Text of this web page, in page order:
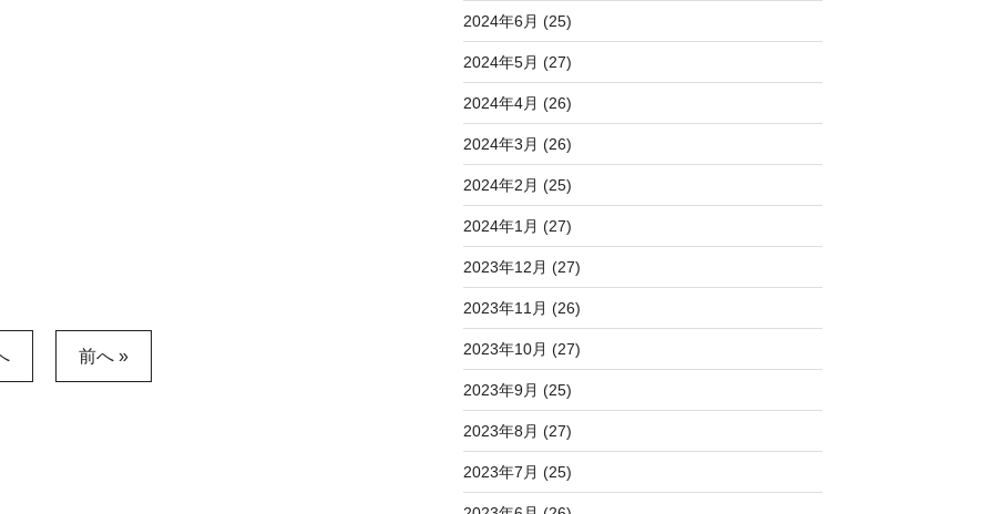
前へ »
2024年6月 (25)
2024年5月 (27)
2024年4月 (26)
2024年3月 (26)
2024年2月 (25)
2024年1月 (27)
2023年12月 (27)
2023年11月 (26)
2023年10月 (27)
2023年9月 (25)
2023年8月 (27)
2023年7月 (25)